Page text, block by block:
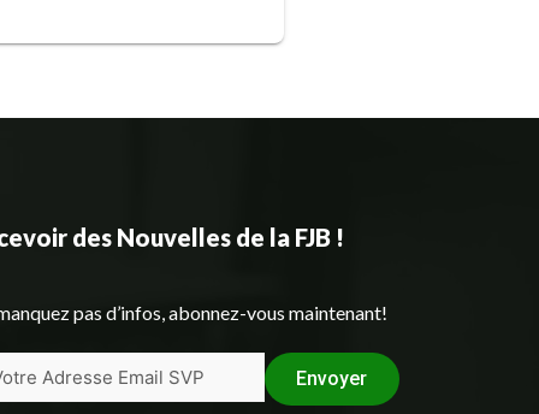
des Nouvelles de la FJB !
pas d’infos, abonnez-vous maintenant!
Envoyer